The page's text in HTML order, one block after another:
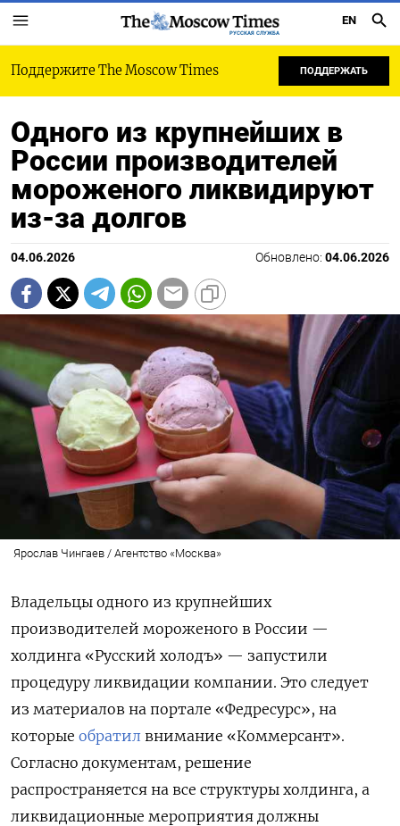
РУССКАЯ СЛУЖБА
EN
Поддержите The Moscow Times ПОДДЕРЖАТЬ
Одного из крупнейших в
России производителей
мороженого ликвидируют
из-за долгов
04.06.2026 Обновлено: 04.06.2026
Ярослав Чингаев / Агентство «Москва»
Владельцы одного из крупнейших
производителей мороженого в России —
холдинга «Русский холодъ» — запустили
процедуру ликвидации компании. Это следует
из материалов на портале «Федресурс», на
которые обратил внимание «Коммерсант».
Согласно документам, решение
распространяется на все структуры холдинга, а
ликвидационные мероприятия должны